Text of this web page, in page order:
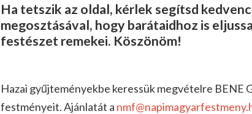
Ha tetszik az oldal, kérlek segítsd
megosztásával, hogy barátaidhoz is
festészet remekei. Köszönöm!
Hazai gyűjteményekbe keressük megvételre BENE
festményeit. Ajánlatát a